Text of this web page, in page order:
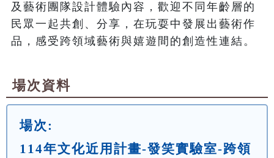
及藝術團隊設計體驗內容，歡迎不同年齡層的
民眾一起共創、分享，在玩耍中發展出藝術作
品，感受跨領域藝術與嬉遊間的創造性連結。
場次資料
場次:
114年文化近用計畫-發笑實驗室-跨領